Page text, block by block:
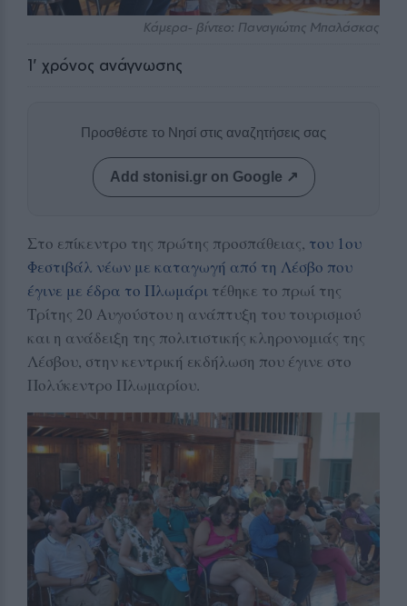
Kάμερα- βίντεο: Παναγιώτης Μπαλάσκας
1' χρόνος ανάγνωσης
Προσθέστε το Νησί στις αναζητήσεις σας
Add stonisi.gr on Google ↗
Στο επίκεντρο της πρώτης προσπάθειας, του 1ου
Φεστιβάλ νέων με καταγωγή από τη Λέσβο που
έγινε με έδρα το Πλωμάρι τέθηκε το πρωί της
Τρίτης 20 Αυγούστου η ανάπτυξη του τουρισμού
και η ανάδειξη της πολιτιστικής κληρονομιάς της
Λέσβου, στην κεντρική εκδήλωση που έγινε στο
Πολύκεντρο Πλωμαρίου.